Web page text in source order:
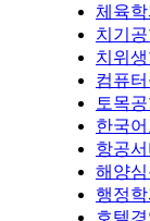
체육
치기
치위
컴퓨
토목
한국
항공
해양
행정
호텔